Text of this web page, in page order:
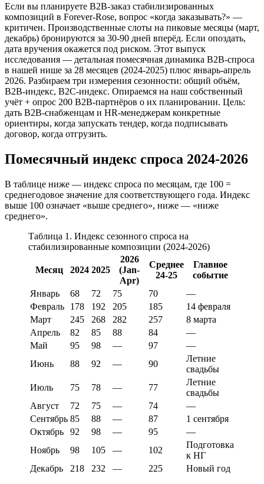
Если вы планируете B2B-заказ стабилизированных
композиций в Forever-Rose, вопрос «когда заказывать?» —
критичен. Производственные слоты на пиковые месяцы (март,
декабрь) бронируются за 30-90 дней вперёд. Если опоздать,
дата вручения окажется под риском. Этот выпуск
исследования — детальная помесячная динамика B2B-спроса
в нашей нише за 28 месяцев (2024-2025) плюс январь-апрель
2026. Разбираем три измерения сезонности: общий объём,
B2B-индекс, B2C-индекс. Опираемся на наш собственный
учёт + опрос 200 B2B-партнёров о их планировании. Цель:
дать B2B-снабженцам и HR-менеджерам конкретные
ориентиры, когда запускать тендер, когда подписывать
договор, когда отгрузить.
Помесячный индекс спроса 2024-2026
В таблице ниже — индекс спроса по месяцам, где 100 =
среднегодовое значение для соответствующего года. Индекс
выше 100 означает «выше среднего», ниже — «ниже
среднего».
Таблица 1. Индекс сезонного спроса на
стабилизированные композиции (2024-2026)
Месяц 2024 2025
2026
(Jan-
Apr)
Среднее
24-25
Главное
событие
Январь
68 72 75 70
—
Февраль
178 192 205 185
14 февраля
Март
245 268 282 257
8 марта
Апрель
82 85 88 84
—
Май
95 98 — 97
—
Июнь
88 92 — 90
Летние
свадьбы
Июль
75 78 — 77
Летние
свадьбы
Август
72 75 — 74
—
Сентябрь 85 88 — 87
1 сентября
Октябрь
92 98 — 95
—
Ноябрь
98 105 — 102
Подготовка
к НГ
Декабрь
218 232 — 225 Новый год